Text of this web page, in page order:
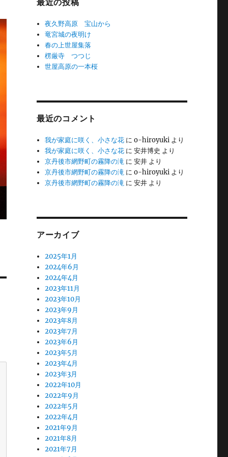
最近の投稿
夜久野高原 宝山から
竜宮城の夜明け
春の上世屋集落
楞厳寺 つつじ
世屋高原の一本桜
最近のコメント
我が家庭に咲く、小さな花 にo-hiroyuki より
我が家庭に咲く、小さな花 に安井博史 より
京丹後市網野町の霧降の滝 に安井 より
京丹後市網野町の霧降の滝 にo-hiroyuki より
京丹後市網野町の霧降の滝 に安井 より
アーカイブ
2025年1月
2024年6月
2024年4月
2023年11月
2023年10月
2023年9月
2023年8月
2023年7月
2023年6月
2023年5月
2023年4月
2023年3月
2022年10月
2022年9月
2022年5月
2022年4月
2021年9月
2021年8月
2021年7月